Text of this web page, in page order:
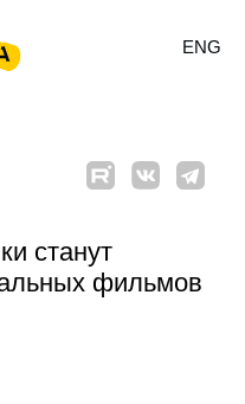
ENG
станут
фильмов